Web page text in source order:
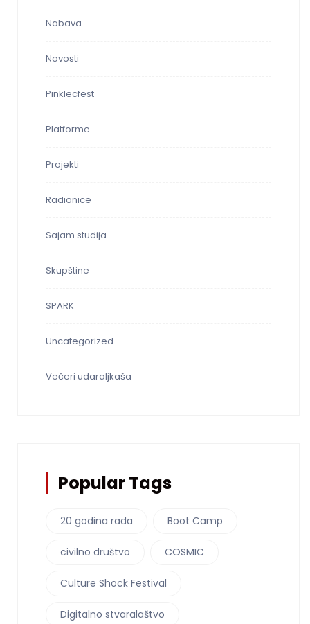
Nabava
Novosti
Pinklecfest
Platforme
Projekti
Radionice
Sajam studija
Skupštine
SPARK
Uncategorized
Večeri udaraljkaša
Popular Tags
20 godina rada Boot Camp
civilno društvo COSMIC
Culture Shock Festival
Digitalno stvaralaštvo